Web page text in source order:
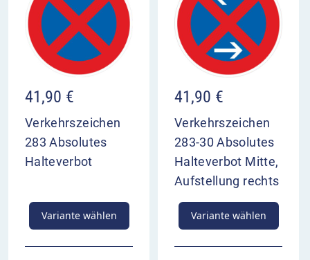
41,90 €
Verkehrszeichen
283 Absolutes
Halteverbot
Variante wählen
41,90 €
Verkehrszeichen
283-30 Absolutes
Halteverbot Mitte,
Aufstellung rechts
Variante wählen